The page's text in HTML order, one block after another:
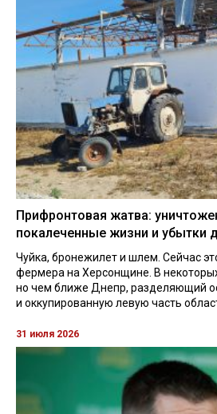
Прифронтовая жатва:
покалеченные жизни и убытки
Чуйка, бронежилет и шлем. Сейчас
фермера на Херсонщине. В
но чем ближе Днепр, разделяющий
и оккупированную левую часть
31 июля 2026